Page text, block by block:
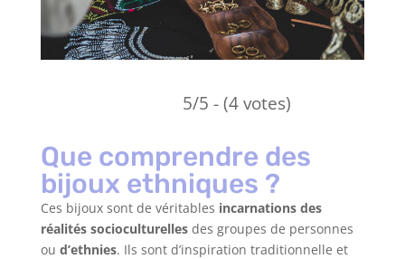
5/5 - (4 votes)
Que comprendre des
bijoux ethniques ?
Ces bijoux sont de véritables incarnations des
réalités socioculturellesdes groupes de personnes
ou d’ethnies. Ils sont d’inspiration traditionnelle et